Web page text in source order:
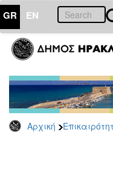
GR EN
Αρχική
ΕΠΙΚΑΙΡΟΤΗΤΑ
-
Δημοπρασίες
Αρχείο
2026